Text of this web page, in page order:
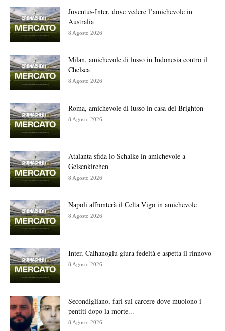
Juventus-Inter, dove vedere l’amichevole in
Australia
8 Agosto 2026
Milan, amichevole di lusso in Indonesia contro il
Chelsea
8 Agosto 2026
Roma, amichevole di lusso in casa del Brighton
8 Agosto 2026
Atalanta sfida lo Schalke in amichevole a
Gelsenkirchen
8 Agosto 2026
Napoli affronterà il Celta Vigo in amichevole
8 Agosto 2026
Inter, Calhanoglu giura fedeltà e aspetta il rinnovo
8 Agosto 2026
Secondigliano, fari sul carcere dove muoiono i
pentiti dopo la morte...
8 Agosto 2026